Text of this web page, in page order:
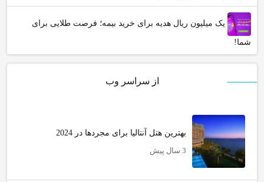
یک میلیون ریال هدیه برای خرید بیمه؛ فرصت طلایی برای
شما!
از سراسر وب
بهترین هتل آنتالیا برای مجردها در 2024
3 سال پیش